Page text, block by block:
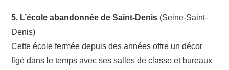
5. L’école abandonnée de Saint-Denis (Seine-Saint-
Denis)
Cette école fermée depuis des années offre un décor
figé dans le temps avec ses salles de classe et bureaux